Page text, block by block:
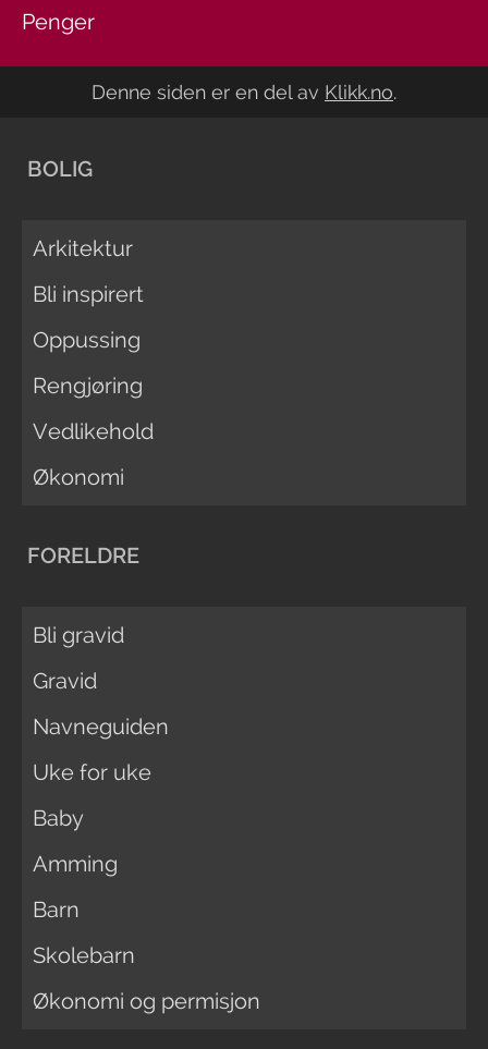
Penger
Denne siden er en del av Klikk.no.
BOLIG
Arkitektur
Bli inspirert
Oppussing
Rengjøring
Vedlikehold
Økonomi
FORELDRE
Bli gravid
Gravid
Navneguiden
Uke for uke
Baby
Amming
Barn
Skolebarn
Økonomi og permisjon